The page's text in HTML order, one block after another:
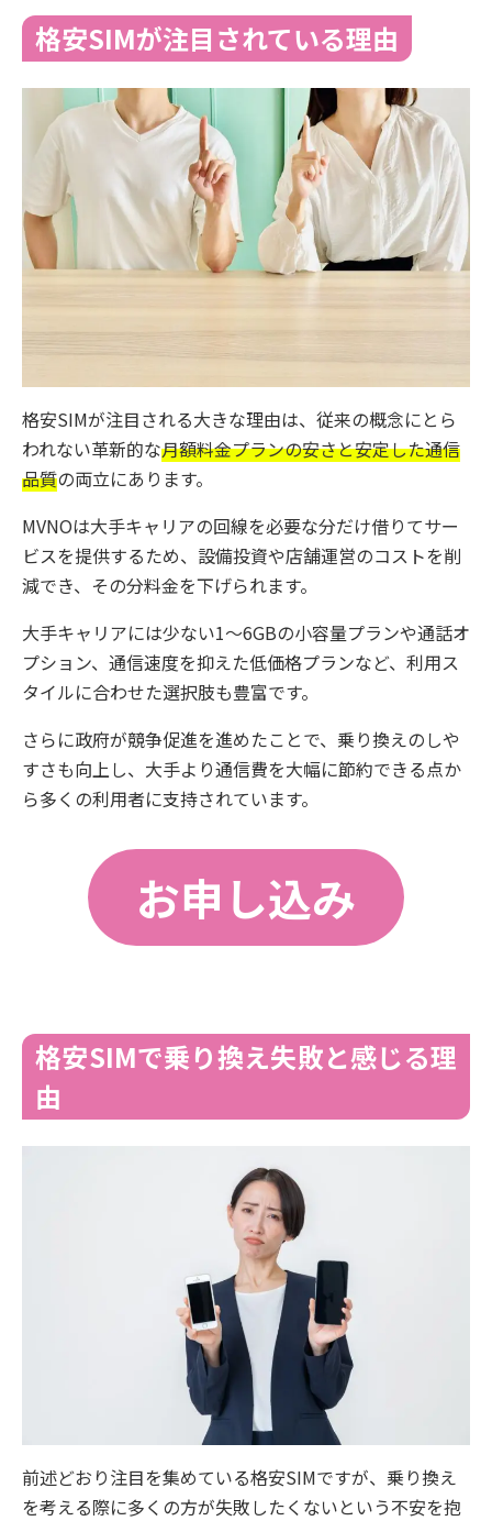
格安SIMが注目されている理由
格安SIMが注目される大きな理由は、従来の概念にとら
われない革新的な月額料金プランの安さと安定した通信
品質の両立にあります。
MVNOは大手キャリアの回線を必要な分だけ借りてサー
ビスを提供するため、設備投資や店舗運営のコストを削
減でき、その分料金を下げられます。
大手キャリアには少ない1〜6GBの小容量プランや通話オ
プション、通信速度を抑えた低価格プランなど、利用ス
タイルに合わせた選択肢も豊富です。
さらに政府が競争促進を進めたことで、乗り換えのしや
すさも向上し、大手より通信費を大幅に節約できる点か
ら多くの利用者に支持されています。
お申し込み
格安SIMで乗り換え失敗と感じる理
由
前述どおり注目を集めている格安SIMですが、乗り換え
を考える際に多くの方が失敗したくないという不安を抱